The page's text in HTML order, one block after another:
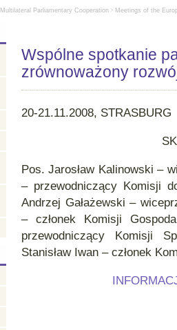
Multilateral Parliamentary Cooperation > Meetings of the
Wspólne spotkanie
zrównoważony
20-21.11.2008, STRASBURG
Pos. Jarosław Kalinowski –
– przewodniczący Komisji
Andrzej Gałażewski –
– członek Komisji
przewodniczący Komisji
Stanisław Iwan – członek